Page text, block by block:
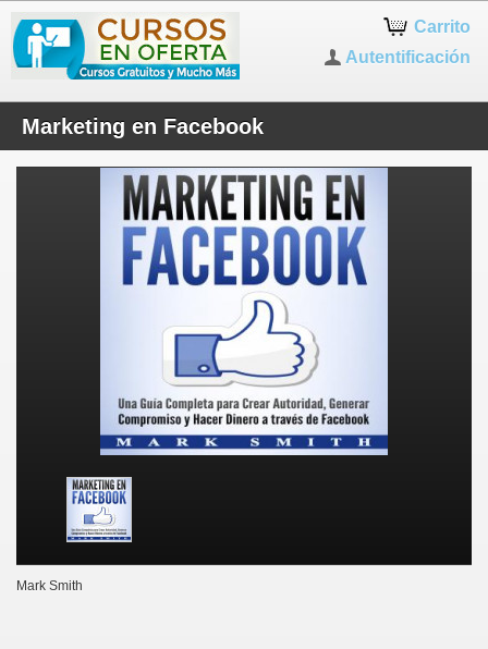
Carrito
Autentificación
Marketing en Facebook
Mark Smith